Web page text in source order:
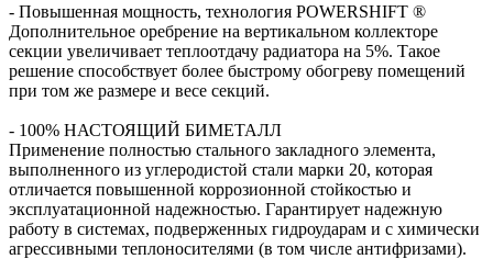
- Повышенная мощность, технология POWERSHIFT ®
Дополнительное оребрение на вертикальном коллекторе
секции увеличивает теплоотдачу радиатора на 5%. Такое
решение способствует более быстрому обогреву помещений
при том же размере и весе секций.
- 100% НАСТОЯЩИЙ БИМЕТАЛЛ
Применение полностью стального закладного элемента,
выполненного из углеродистой стали марки 20, которая
отличается повышенной коррозионной стойкостью и
эксплуатационной надежностью. Гарантирует надежную
работу в системах, подверженных гидроударам и с химически
агрессивными теплоносителями (в том числе антифризами).